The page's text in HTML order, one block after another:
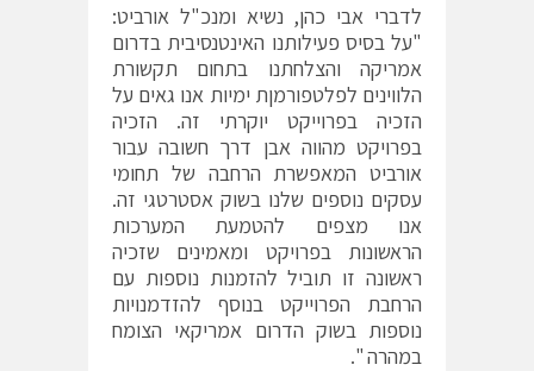
לדברי אבי כהן, נשיא ומנכ"ל אורביט:
"על בסיס פעילותנו האינטנסיבית בדרום
אמריקה והצלחתנו בתחום תקשורת
הלווינים לפלטפורמןת ימיות אנו גאים על
הזכיה בפרוייקט יוקרתי זה. הזכיה
בפרויקט מהווה אבן דרך חשובה עבור
אורביט המאפשרת הרחבה של תחומי
עסקים נוספים שלנו בשוק אסטרטגי זה.
אנו מצפים להטמעת המערכות
הראשונות בפרויקט ומאמינים שזכיה
ראשונה זו תוביל להזמנות נוספות עם
הרחבת הפרוייקט בנוסף להזדמנויות
נוספות בשוק הדרום אמריקאי הצומח
במהרה ".